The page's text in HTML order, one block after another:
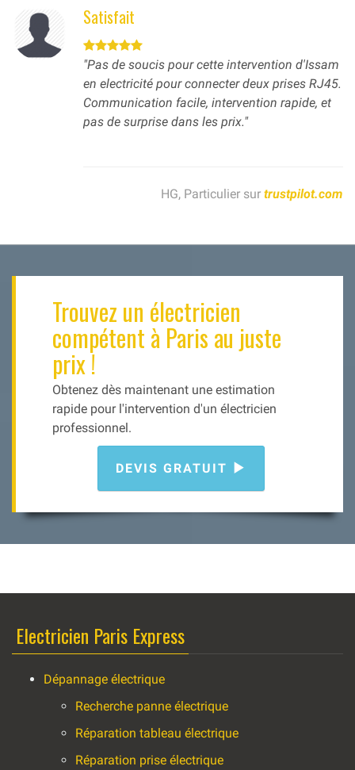
Satisfait
"Pas de soucis pour cette intervention d'Issam
en electricité pour connecter deux prises RJ45.
Communication facile, intervention rapide, et
pas de surprise dans les prix."
HG, Particulier sur trustpilot.com
Trouvez un électricien
compétent à Paris au juste
prix !
Obtenez dès maintenant une estimation
rapide pour l'intervention d'un électricien
professionnel.
DEVIS GRATUIT
Electricien Paris Express
Dépannage électrique
Recherche panne électrique
Réparation tableau électrique
Réparation prise électrique